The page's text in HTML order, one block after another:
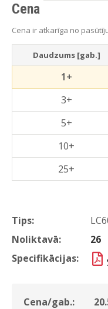
Tips:
Noliktavā:
26
Specifikācijas:
Cena/gab.:
Cena
Cena ir atkarīga no
Daudzums [gab.]
1+
3+
5+
10+
25+